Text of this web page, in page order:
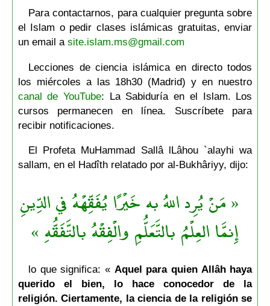
Para contactarnos, para cualquier pregunta sobre
el Islam o pedir clases islámicas gratuitas, enviar
un email a site.islam.ms@gmail.com
Lecciones de ciencia islámica en directo todos
los miércoles a las 18h30 (Madrid) y en nuestro
canal de YouTube: La Sabiduría en el Islam. Los
cursos permanecen en línea. Suscríbete para
recibir notificaciones.
El Profeta MuHammad Sallâ lLâhou `alayhi wa
sallam, en el Hadîth relatado por al-Bukhâriyy, dijo:
« مَنْ يُرِد اللهُ به خَيْرًا يُفَقِّهْهُ في الدِّينِ
إِنمَّا العِلْمُ بالتَّعَلُّمِ والْفِقْهُ بالتَّفَقُّهِ »
lo que significa: « Aquel para quien Allâh haya
querido el bien, lo hace conocedor de la
religión. Ciertamente, la ciencia de la religión se